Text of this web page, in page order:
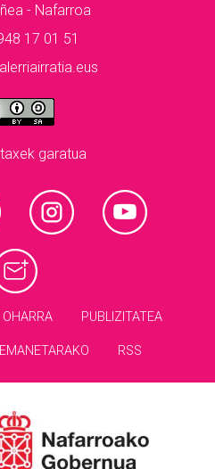
- Nafarroa
17 01 51
garatua
OHARRA PUBLIZITATEA
RSS